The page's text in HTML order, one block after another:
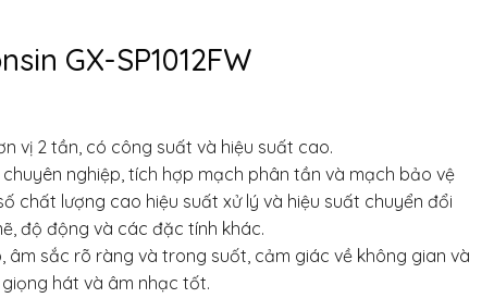
GX-SP1012FW
vị 2 tần, có công suất và hiệu suất cao.
nghiệp, tích hợp mạch phân tần và mạch bảo vệ
chất lượng cao hiệu suất xử lý và hiệu suất chuyển đổi
độ động và các đặc tính khác.
âm sắc rõ ràng và trong suốt, cảm giác về không gian và
hát và âm nhạc tốt.